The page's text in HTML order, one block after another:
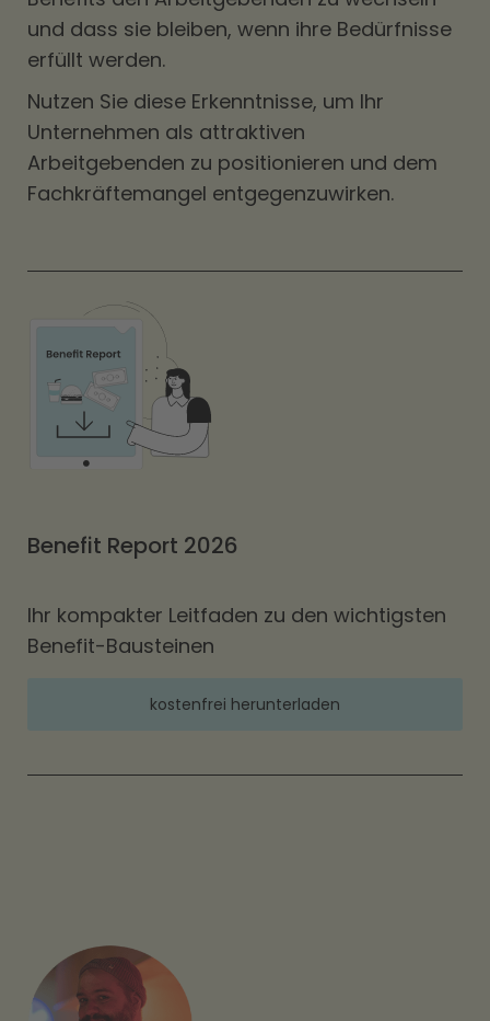
und dass sie bleiben, wenn ihre Bedürfnisse
erfüllt werden.
Nutzen Sie diese Erkenntnisse, um Ihr
Unternehmen als attraktiven
Arbeitgebenden zu positionieren und dem
Fachkräftemangel entgegenzuwirken.
Benefit Report 2026
Ihr kompakter Leitfaden zu den wichtigsten
Benefit-Bausteinen
kostenfrei herunterladen